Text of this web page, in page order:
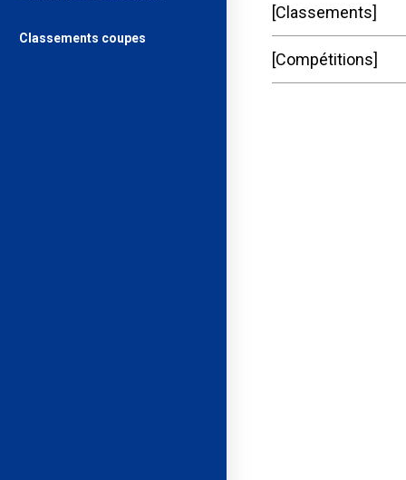
Classements
Compétitions
Classements coupes